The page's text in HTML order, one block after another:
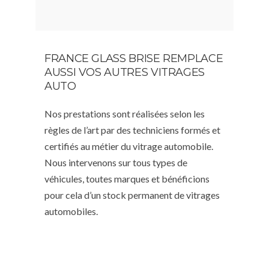
FRANCE GLASS BRISE REMPLACE
AUSSI VOS AUTRES VITRAGES
AUTO
Nos prestations sont réalisées selon les
règles de l’art par des techniciens formés et
certifiés au métier du vitrage automobile.
Nous intervenons sur tous types de
véhicules, toutes marques et bénéficions
pour cela d’un stock permanent de vitrages
automobiles.